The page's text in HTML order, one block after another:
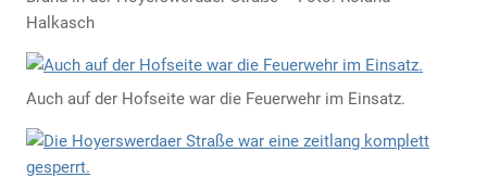
Halkasch
Auch auf der Hofseite war die Feuerwehr im Einsatz.